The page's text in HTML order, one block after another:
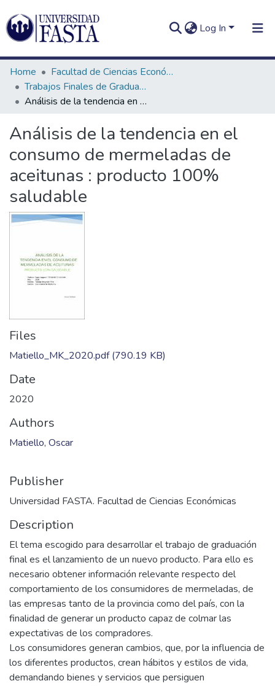
Log In
Communities
&
Collections
All of DSpace
Statistics
Home
Facultad de Ciencias Económicas
Trabajos Finales de Graduación de Licenciatura en Marketing
Análisis de la tendencia en el consumo de mermeladas de aceitunas : producto 100% saludable
Análisis de la tendencia en el
consumo de mermeladas de
aceitunas : producto 100%
saludable
Files
Matiello_MK_2020.pdf(790.19 KB)
Date
2020
Authors
Matiello, Oscar
Publisher
Universidad FASTA. Facultad de Ciencias Económicas
Description
El tema escogido para desarrollar el trabajo de graduación
final es el lanzamiento de un nuevo producto. Para ello es
necesario obtener información relevante respecto del
comportamiento de los consumidores de mermeladas, de
las empresas tanto de la provincia como del país, con la
finalidad de generar un producto capaz de colmar las
expectativas de los compradores.
Los consumidores generan cambios, que, por la influencia de
los diferentes productos, crean hábitos y estilos de vida,
demandando bienes y servicios que persiguen